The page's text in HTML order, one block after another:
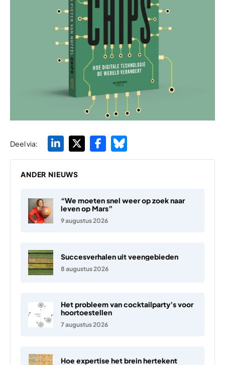
Deel via:
ANDER NIEUWS
“We moeten snel weer op zoek naar
leven op Mars”
9 augustus 2026
Succesverhalen uit veengebieden
8 augustus 2026
Het probleem van cocktailparty’s voor
hoortoestellen
7 augustus 2026
Hoe expertise het brein hertekent